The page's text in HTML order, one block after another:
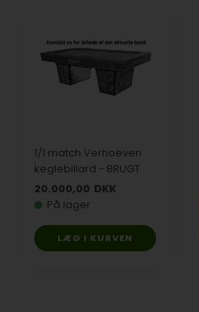
1/1 match Verhoeven
keglebillard - BRUGT
20.000,00 DKK
På lager